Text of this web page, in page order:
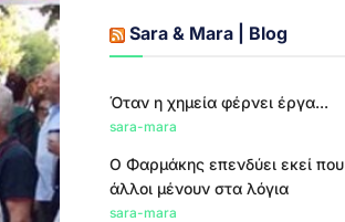
Sara & Mara | Blog
Όταν η χημεία φέρνει έργα...
sara-mara
Ο Φαρμάκης επενδύει εκεί που
άλλοι μένουν στα λόγια
sara-mara